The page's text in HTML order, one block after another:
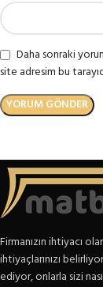
Daha sonraki
site adresim bu
Firmanızın ihtiyacı
ihtiyaçlarınızı
ediyor, onlarla sizi